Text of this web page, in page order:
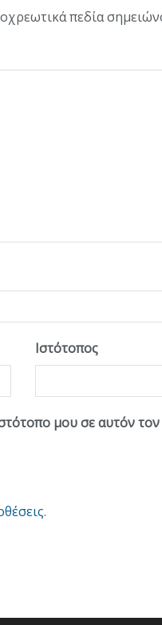
πεδία
Ιστότοπος
μου σε αυτόν
.